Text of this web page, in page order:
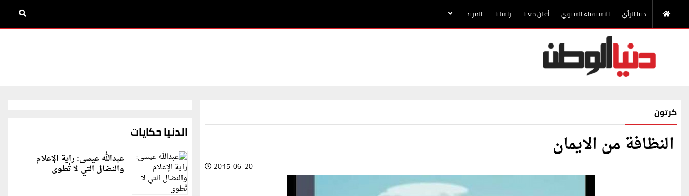
دنيا الرأي الاستفتاء السنوي أعلن معنا راسلنا المزيد
كرتون
النظافة من الايمان
2015-06-20
الدنيا حكايات
عبدالله عيسى: راية الإعلام
والنضال التي لا تُطوى